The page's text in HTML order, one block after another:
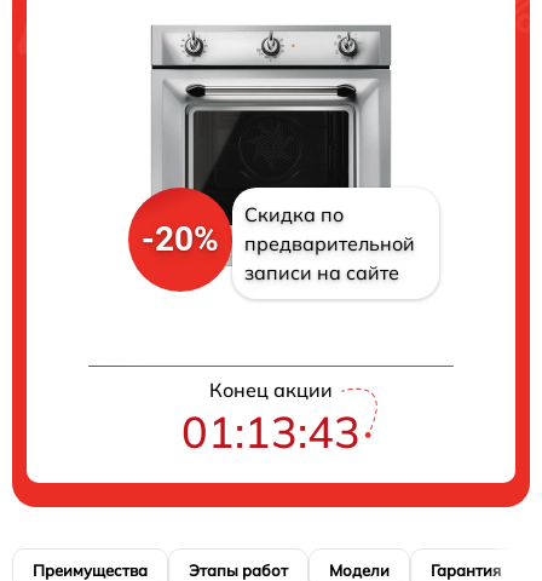
-20%
Скидка по
предварительной
записи на сайте
Конец акции
01:13:42
Преимущества Этапы работ Модели Гарантия